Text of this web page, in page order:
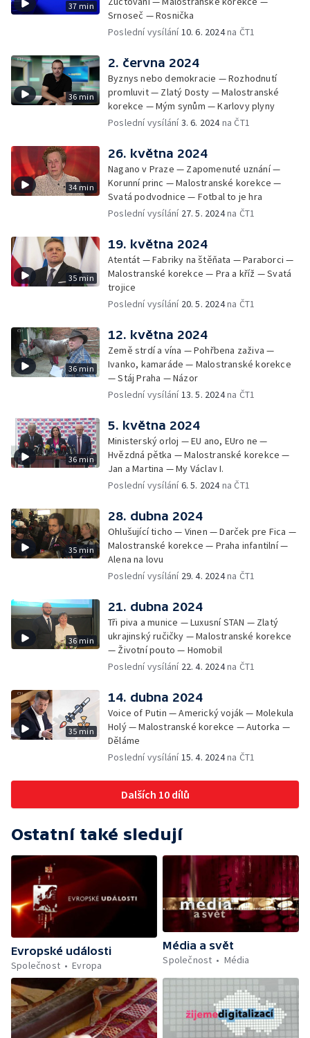
37 min
Srnoseč — Rosnička
Poslední vysílání10. 6. 2024na ČT1
36 min
2. června 2024
Byznys nebo demokracie — Rozhodnutí
promluvit — Zlatý Dosty — Malostranské
korekce — Mým synům — Karlovy plyny
Poslední vysílání3. 6. 2024na ČT1
34 min
26. května 2024
Nagano v Praze — Zapomenuté uznání —
Korunní princ — Malostranské korekce —
Svatá podvodnice — Fotbal to je hra
Poslední vysílání 27. 5. 2024na ČT1
35 min
19. května 2024
Atentát — Fabriky na štěňata — Paraborci —
Malostranské korekce — Pra a kříž — Svatá
trojice
Poslední vysílání 20. 5. 2024na ČT1
36 min
12. května 2024
Země strdí a vína — Pohřbena zaživa —
Ivanko, kamaráde — Malostranské korekce
— Stáj Praha — Názor
Poslední vysílání13. 5. 2024na ČT1
36 min
5. května 2024
Ministerský orloj — EU ano, EUro ne —
Hvězdná pětka — Malostranské korekce —
Jan a Martina — My Václav I.
Poslední vysílání6. 5. 2024na ČT1
35 min
28. dubna 2024
Ohlušující ticho — Vinen — Darček pre Fica —
Malostranské korekce — Praha infantilní —
Alena na lovu
Poslední vysílání 29. 4. 2024na ČT1
36 min
21. dubna 2024
Tři piva a munice — Luxusní STAN — Zlatý
ukrajinský ručičky — Malostranské korekce
— Životní pouto — Homobil
Poslední vysílání 22. 4. 2024na ČT1
35 min
14. dubna 2024
Voice of Putin — Americký voják — Molekula
Holý — Malostranské korekce — Autorka —
Děláme
Poslední vysílání15. 4. 2024na ČT1
Dalších 10 dílů
Ostatní také sledují
Evropské události
Společnost
Evropa
Média a svět
Společnost
Média